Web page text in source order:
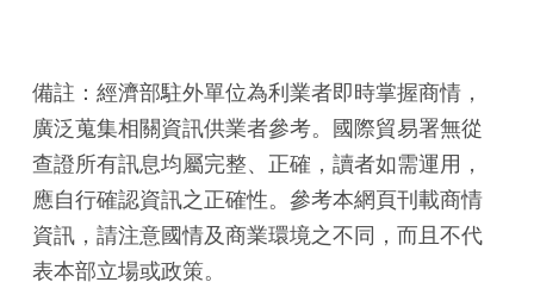
備註：經濟部駐外單位為利業者即時掌握商情，
廣泛蒐集相關資訊供業者參考。國際貿易署無從
查證所有訊息均屬完整、正確，讀者如需運用，
應自行確認資訊之正確性。參考本網頁刊載商情
資訊，請注意國情及商業環境之不同，而且不代
表本部立場或政策。